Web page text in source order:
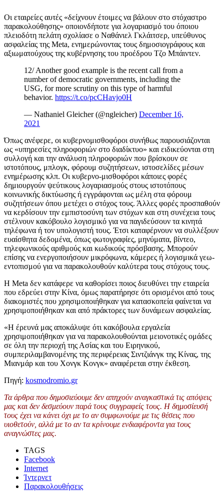
Οι εταιρείες αυτές «δείχνουν έτοιμες να βάλουν στο στόχαστρο
παρακολούθησης» οποιονδήποτε για λογαριασμό του όποιου
πλειοδότη πελάτη σχολίασε ο Ναθάνιελ Γκλάιτσερ, υπεύθυνος
ασφαλείας της Meta, ενημερώνοντας τους δημοσιογράφους και
αξιωματούχους της κυβέρνησης του προέδρου Τζο Μπάιντεν.
12/ Another good example is the recent call from a
number of democratic governments, including the
USG, for more scrutiny on this type of harmful
behavior. https://t.co/pcCHavjo0H
— Nathaniel Gleicher (@ngleicher) December 16,
2021
Όπως ανέφερε, οι κυβερνομισθοφόροι συνήθως παρουσιάζονται
ως «υπηρεσίες πληροφοριών στο διαδίκτυο» και ειδικεύονται στη
συλλογή και την ανάλυση πληροφοριών που βρίσκουν σε
ιστοτόπους, μπλογκ, φόρουμ συζητήσεων, ιστοσελίδες μέσων
ενημέρωσης κλπ. Οι κυβερνο-μισθοφόροι κάποιες φορές
δημιουργούν ψεύτικους λογαριασμούς στους ιστοτόπους
κοινωνικής δικτύωσης ή εγγράφονται ως μέλη στα φόρουμ
συζητήσεων όπου μετέχει ο στόχος τους. Άλλες φορές προσπαθούν
να κερδίσουν την εμπιστοσύνη των στόχων και στη συνέχεια τους
στέλνουν κακόβουλο λογισμικό για να παγιδεύσουν τα κινητά
τηλέφωνα ή τον υπολογιστή τους. Έτσι καταφέρνουν να συλλέξουν
ευαίσθητα δεδομένα, όπως φωτογραφίες, μηνύματα, βίντεο,
τηλεφωνικούς αριθμούς και κωδικούς πρόσβασης. Μπορούν
επίσης να ενεργοποιήσουν μικρόφωνα, κάμερες ή λογισμικά γεω-
εντοπισμού για να παρακολουθούν καλύτερα τους στόχους τους.
Η Meta δεν κατάφερε να καθορίσει ποιος διευθύνει την εταιρεία
που εδρεύει στην Κίνα, όμως παρατήρησε ότι ορισμένοι από τους
διακομιστές που χρησιμοποιήθηκαν για κατασκοπεία φαίνεται να
χρησιμοποιήθηκαν και από πράκτορες των δυνάμεων ασφαλείας.
«Η έρευνά μας αποκάλυψε ότι κακόβουλα εργαλεία
χρησιμοποιήθηκαν για να παρακολουθούνται μειονοτικές ομάδες
σε όλη την περιοχή της Ασίας και του Ειρηνικού,
συμπεριλαμβανομένης της περιφέρειας Σιντζιάνγκ της Κίνας, της
Μιανμάρ και του Χονγκ Κονγκ» αναφέρεται στην έκθεση.
Πηγή: kosmodromio.gr
Τα άρθρα που δημοσιεύουμε δεν απηχούν αναγκαστικά τις απόψεις
μας και δεν δεσμεύουν παρά τους συγγραφείς τους. Η δημοσίευσή
τους έχει να κάνει όχι με το αν συμφωνούμε με τις θέσεις που
υιοθετούν, αλλά με το αν τα κρίνουμε ενδιαφέροντα για τους
αναγνώστες μας.
TAGS
Facebook
Internet
Ίντερνετ
Παρακολουθήσεις